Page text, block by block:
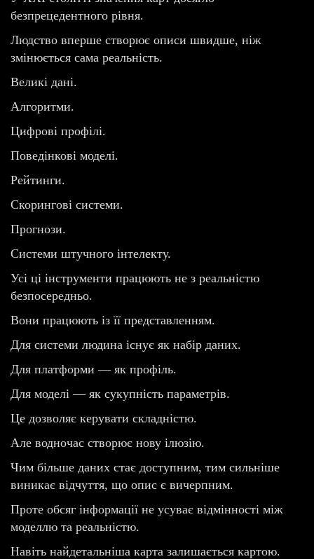
безпрецедентного рівня.
Людство вперше створює описи швидше, ніж
змінюється сама реальність.
Великі дані.
Алгоритми.
Цифрові профілі.
Поведінкові моделі.
Рейтинги.
Скорингові системи.
Прогнози.
Системи штучного інтелекту.
Усі ці інструменти працюють не з реальністю
безпосередньо.
Вони працюють із її представленням.
Для системи людина існує як набір даних.
Для платформи — як профіль.
Для моделі — як сукупність параметрів.
Це дозволяє керувати складністю.
Але водночас створює нову ілюзію.
Чим більше даних стає доступним, тим сильніше
виникає відчуття, що опис є вичерпним.
Проте обсяг інформації не усуває відмінності між
моделлю та реальністю.
Навіть найдетальніша карта залишається картою.